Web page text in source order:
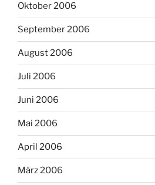
Oktober 2006
September 2006
August 2006
Juli 2006
Juni 2006
Mai 2006
April 2006
März 2006